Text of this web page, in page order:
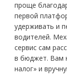
проще
первой
удерживать и
водителей.
сервис сам
в бюджет. Вам
налог» и